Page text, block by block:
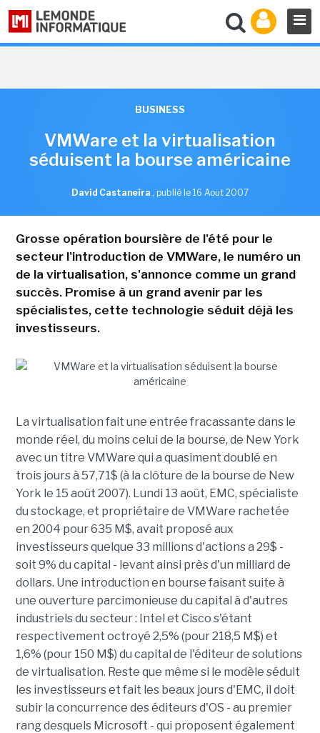
BUSINESS
VMWare et la virtualisation
séduisent la bourse américaine
David Castaneira , publié le 16 Aout 2007
Grosse opération boursière de l'été pour le
secteur l'introduction de VMWare, le numéro un
de la virtualisation, s'annonce comme un grand
succès. Promise à un grand avenir par les
spécialistes, cette technologie séduit déjà les
investisseurs.
La virtualisation fait une entrée fracassante dans le
monde réel, du moins celui de la bourse, de New York
avec un titre VMWare qui a quasiment doublé en
trois jours à 57,71$ (à la clôture de la bourse de New
York le 15 août 2007). Lundi 13 août, EMC, spécialiste
du stockage, et propriétaire de VMWare rachetée
en 2004 pour 635 M$, avait proposé aux
investisseurs quelque 33 millions d'actions a 29$ -
soit 9% du capital - levant ainsi près d'un milliard de
dollars. Une introduction en bourse faisant suite à
une ouverture parcimonieuse du capital à d'autres
industriels du secteur : Intel et Cisco s'étant
respectivement octroyé 2,5% (pour 218,5 M$) et
1,6% (pour 150 M$) du capital de l'éditeur de solutions
de virtualisation. Reste que même si le modèle séduit
les investisseurs et fait les beaux jours d'EMC, il doit
subir la concurrence des éditeurs d'OS - au premier
rang desquels Microsoft - qui proposent également